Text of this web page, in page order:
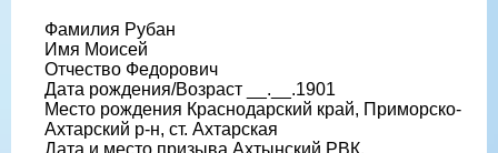
Фамилия Рубан
Имя Моисей
Отчество Федорович
Дата рождения/Возраст __.__.1901
Место рождения Краснодарский край, Приморско-
Ахтарский р-н, ст. Ахтарская
Дата и место призыва Ахтынский РВК,